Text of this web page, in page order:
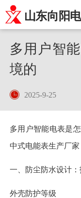
山东向阳
多用户智
境的
2025-9-25
多用户智能电表是
中式电能表生产厂
一、防尘防水设计
外壳防护等级